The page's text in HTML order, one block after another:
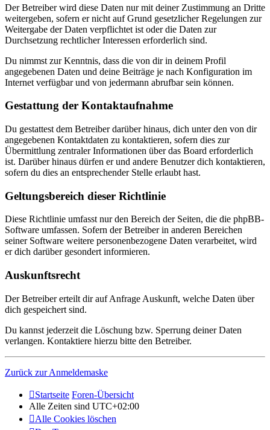
Der Betreiber wird diese Daten nur mit deiner Zustimmung an Dritte
weitergeben, sofern er nicht auf Grund gesetzlicher Regelungen zur
Weitergabe der Daten verpflichtet ist oder die Daten zur
Durchsetzung rechtlicher Interessen erforderlich sind.
Du nimmst zur Kenntnis, dass die von dir in deinem Profil
angegebenen Daten und deine Beiträge je nach Konfiguration im
Internet verfügbar und von jedermann abrufbar sein können.
Gestattung der Kontaktaufnahme
Du gestattest dem Betreiber darüber hinaus, dich unter den von dir
angegebenen Kontaktdaten zu kontaktieren, sofern dies zur
Übermittlung zentraler Informationen über das Board erforderlich
ist. Darüber hinaus dürfen er und andere Benutzer dich kontaktieren,
sofern du dies an entsprechender Stelle erlaubt hast.
Geltungsbereich dieser Richtlinie
Diese Richtlinie umfasst nur den Bereich der Seiten, die die phpBB-
Software umfassen. Sofern der Betreiber in anderen Bereichen
seiner Software weitere personenbezogene Daten verarbeitet, wird
er dich darüber gesondert informieren.
Auskunftsrecht
Der Betreiber erteilt dir auf Anfrage Auskunft, welche Daten über
dich gespeichert sind.
Du kannst jederzeit die Löschung bzw. Sperrung deiner Daten
verlangen. Kontaktiere hierzu bitte den Betreiber.
Zurück zur Anmeldemaske
Startseite Foren-Übersicht
Alle Zeiten sind UTC+02:00
Alle Cookies löschen